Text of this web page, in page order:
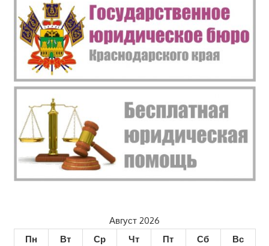
Август 2026
Пн
Вт Ср Чт Пт Сб
Вс